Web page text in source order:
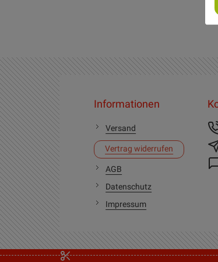
Informationen
Versand
Vertrag widerrufen
AGB
Datenschutz
Impressum